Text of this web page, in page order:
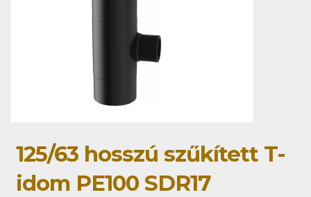
125/63 hosszú szűkített T-
idom PE100 SDR17